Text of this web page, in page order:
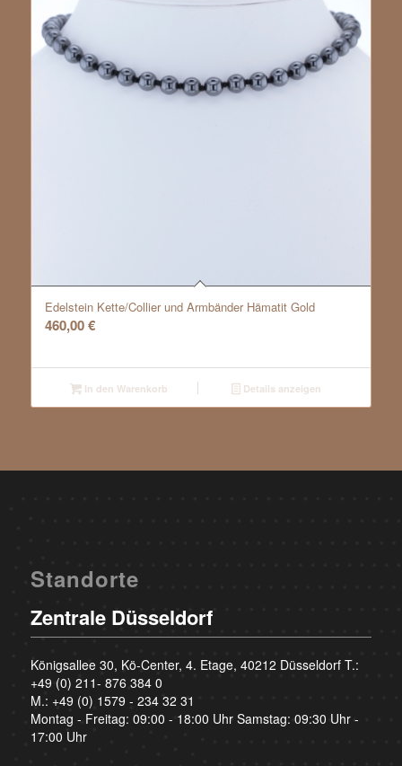
Edelstein Kette/Collier und Armbänder Hämatit Gold
460,00€
In den Warenkorb Details anzeigen
Standorte
Zentrale Düsseldorf
Königsallee 30, Kö-Center, 4. Etage, 40212 Düsseldorf T.:
+49 (0) 211- 876 384 0
M.: +49 (0) 1579 - 234 32 31
Montag - Freitag: 09:00 - 18:00 Uhr Samstag: 09:30 Uhr -
17:00 Uhr